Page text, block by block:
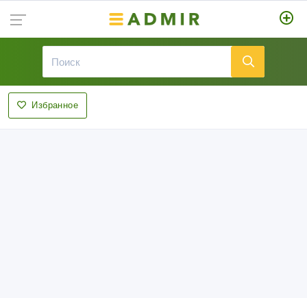
Избранное